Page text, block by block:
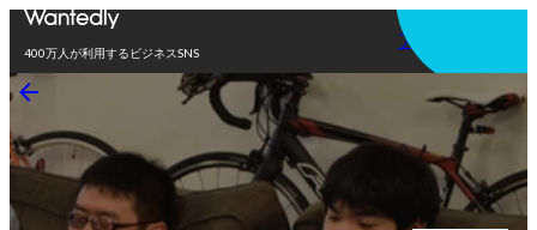
400万人が利用するビジネスSNS
アプリを使う